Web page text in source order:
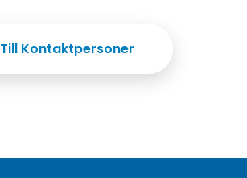
Till Kontaktpersoner